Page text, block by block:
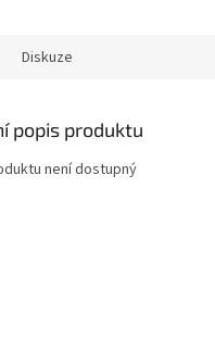
Diskuze
popis produktu
není dostupný